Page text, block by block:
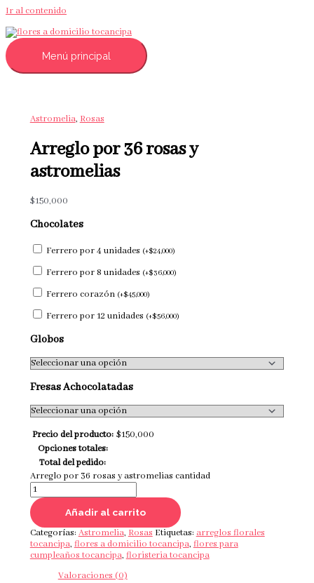
Ir al contenido
Menú principal
Astromelia,Rosas
Arreglo por 36 rosas y
astromelias
$150,000
Chocolates
Ferrero por 4 unidades (+$24,000)
Ferrero por 8 unidades (+$36,000)
Ferrero corazón (+$45,000)
Ferrero por 12 unidades (+$56,000)
Globos
Fresas Achocolatadas
Precio del producto: $150,000
Opciones totales:
Total del pedido:
Arreglo por 36 rosas y astromelias cantidad
Añadir al carrito
Categorías: Astromelia, Rosas Etiquetas: arreglos florales
tocancipa, flores a domicilio tocancipa, flores para
cumpleaños tocancipa, floristeria tocancipa
Valoraciones (0)